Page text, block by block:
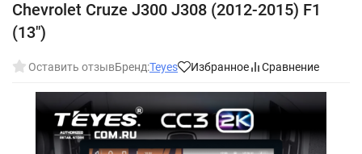
Chevrolet Cruze J300 J308 (2012-2015) F1
(13")
Оставить отзывБренд:Teyes Избранное Сравнение